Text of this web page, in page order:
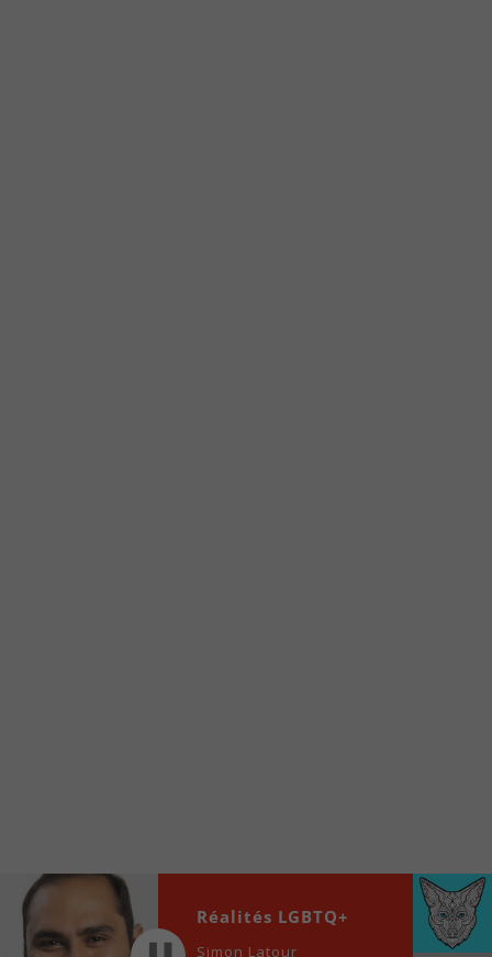
locale vous sont maintenant accessibles en un clic!
Player
00:00 00:00
Réalités LGBTQ+
Simon Latour